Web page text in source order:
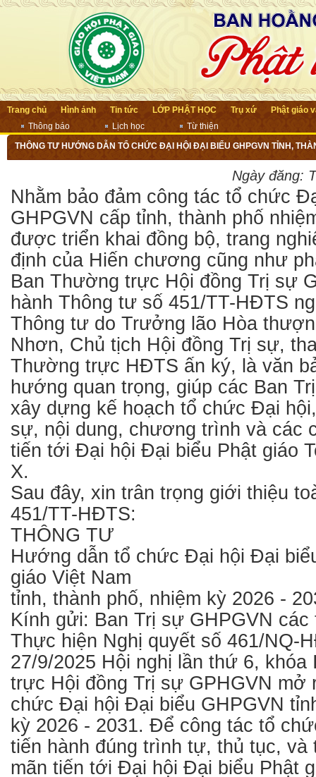
Trang chủ Hình ảnh
Tin tức
Thông báo
Lịch học Từ thiện
LỚP PHẬT HỌC Trụ xứ Phật giáo
THÔNG TƯ HƯỚNG DẪN TỔ CHỨC ĐẠI HỘI ĐẠI BIỂU GHPGVN TỈNH,
Ngày đăng:
Nhằm bảo đảm công tác tổ chức
GHPGVN cấp tỉnh, thành phố
được triển khai đồng bộ, trang
định của Hiến chương cũng như
Ban Thường trực Hội đồng Trị sự
hành Thông tư số 451/TT-HĐTS
Thông tư do Trưởng lão Hòa
Nhơn, Chủ tịch Hội đồng Trị sự,
Thường trực HĐTS ấn ký, là văn
hướng quan trọng, giúp các Ban
xây dựng kế hoạch tổ chức Đại
sự, nội dung, chương trình và các
tiến tới Đại hội Đại biểu Phật giáo
X.
Sau đây, xin trân trọng giới thiệu
451/TT-HĐTS:
THÔNG TƯ
Hướng dẫn tổ chức Đại hội Đại
giáo Việt Nam
tỉnh, thành phố, nhiệm kỳ 2026 -
Kính gửi: Ban Trị sự GHPGVN các
Thực hiện Nghị quyết số 461/NQ-
27/9/2025 Hội nghị lần thứ 6,
trực Hội đồng Trị sự GPHGVN mở
chức Đại hội Đại biểu GHPGVN
kỳ 2026 - 2031. Để công tác tổ
tiến hành đúng trình tự, thủ tục, và
mãn tiến tới Đại hội Đại biểu Phật